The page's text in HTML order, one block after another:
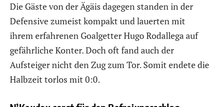
Die Gäste von der Ägäis dagegen standen in der
Defensive zumeist kompakt und lauerten mit
ihrem erfahrenen Goalgetter Hugo Rodallega auf
gefährliche Konter. Doch oft fand auch der
Aufsteiger nicht den Zug zum Tor. Somit endete die
Halbzeit torlos mit 0:0.